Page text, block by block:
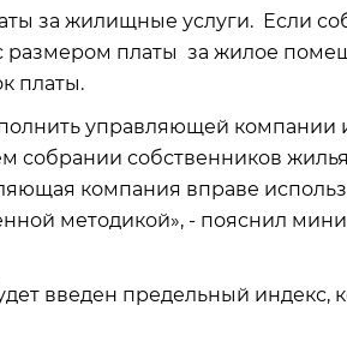
за жилищные услуги. Если
платы за жилое
платы.
управляющей компании
собрании собственников
компания вправе
методикой», - пояснил
введен предельный индекс,